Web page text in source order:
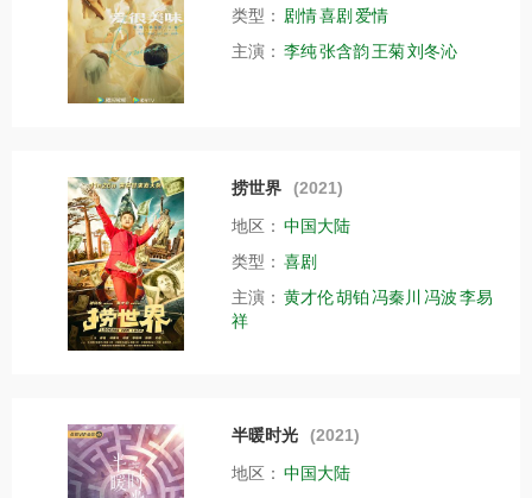
类型： 剧情喜剧 爱情
主演： 李纯张含韵王菊刘冬沁
捞世界 (2021)
地区： 中国大陆
类型： 喜剧
主演： 黄才伦胡铂冯秦川 冯波李易
祥
半暖时光 (2021)
地区： 中国大陆